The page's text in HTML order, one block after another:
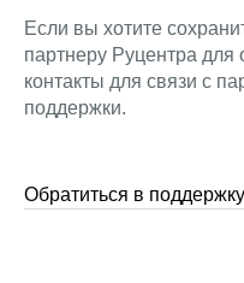
Если вы хотите
партнеру Руцентра для
контакты для связи с
поддержки.
Обратиться в поддержку